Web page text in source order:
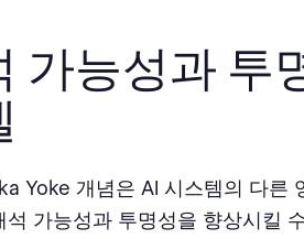
가능성과 투
Yoke 개념은 AI 시스템의 다른
석 가능성과 투명성을 향상시킬